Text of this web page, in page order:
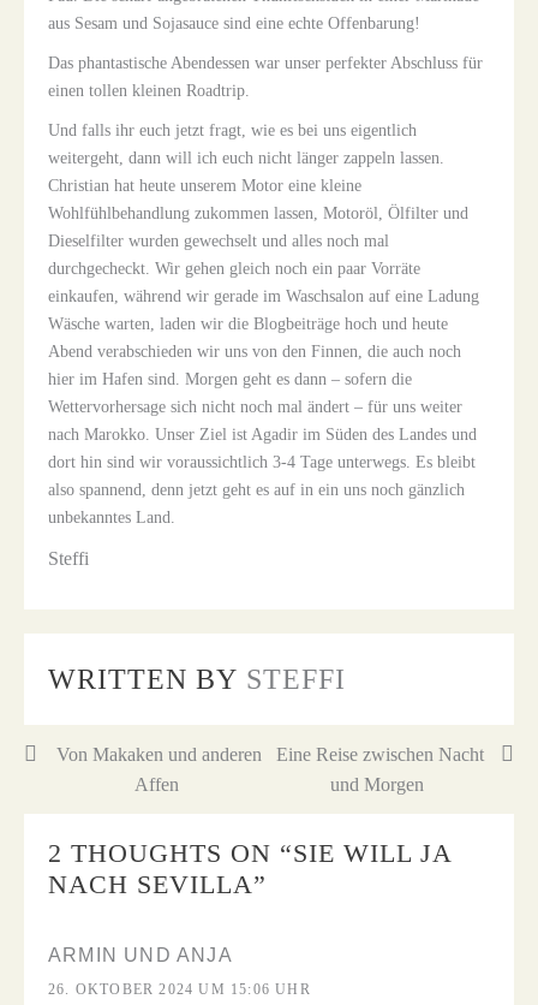
aus Sesam und Sojasauce sind eine echte Offenbarung!
Das phantastische Abendessen war unser perfekter Abschluss für
einen tollen kleinen Roadtrip.
Und falls ihr euch jetzt fragt, wie es bei uns eigentlich
weitergeht, dann will ich euch nicht länger zappeln lassen.
Christian hat heute unserem Motor eine kleine
Wohlfühlbehandlung zukommen lassen, Motoröl, Ölfilter und
Dieselfilter wurden gewechselt und alles noch mal
durchgecheckt. Wir gehen gleich noch ein paar Vorräte
einkaufen, während wir gerade im Waschsalon auf eine Ladung
Wäsche warten, laden wir die Blogbeiträge hoch und heute
Abend verabschieden wir uns von den Finnen, die auch noch
hier im Hafen sind. Morgen geht es dann – sofern die
Wettervorhersage sich nicht noch mal ändert – für uns weiter
nach Marokko. Unser Ziel ist Agadir im Süden des Landes und
dort hin sind wir voraussichtlich 3-4 Tage unterwegs. Es bleibt
also spannend, denn jetzt geht es auf in ein uns noch gänzlich
unbekanntes Land.
Steffi
WRITTEN BY STEFFI
Beitragsnavigation
Von Makaken und anderen
Affen
Eine Reise zwischen Nacht
und Morgen
2 THOUGHTS ON “SIE WILL JA
NACH SEVILLA”
ARMIN UND ANJA
26. OKTOBER 2024 UM 15:06 UHR